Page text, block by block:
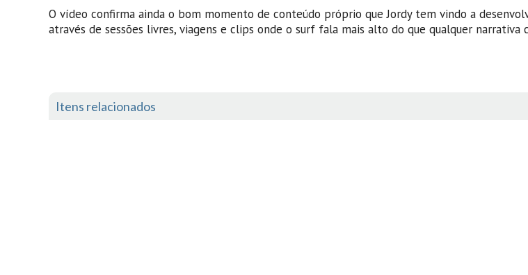
O vídeo confirma ainda o bom momento de conteúdo próprio que Jordy tem vindo a
através de sessões livres, viagens e clips onde o surf fala mais alto do que qualquer narrativa
Itens relacionados